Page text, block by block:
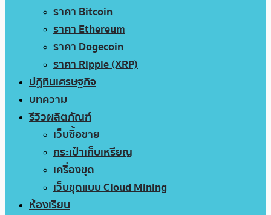
ราคา Bitcoin
ราคา Ethereum
ราคา Dogecoin
ราคา Ripple (XRP)
ปฏิทินเศรษฐกิจ
บทความ
รีวิวผลิตภัณฑ์
เว็บซื้อขาย
กระเป๋าเก็บเหรียญ
เครื่องขุด
เว็บขุดแบบ Cloud Mining
ห้องเรียน